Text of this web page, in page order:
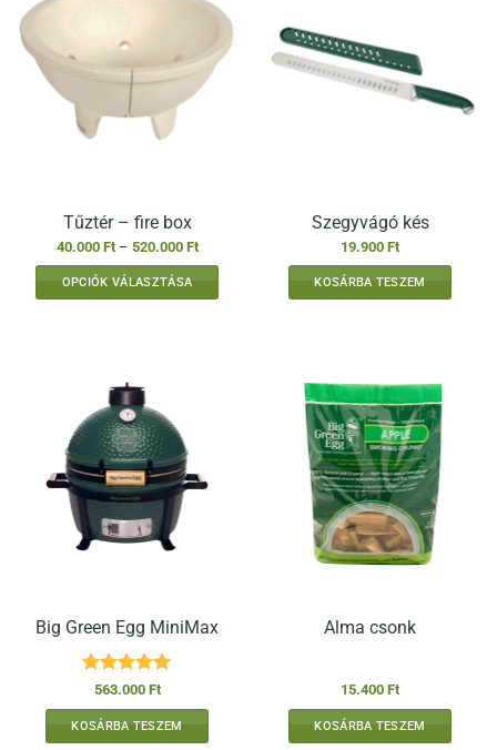
Tűztér – fire box
40.000 Ft – 520.000 FtÁrtartomány:
OPCIÓK VÁLASZTÁSA
több
variációja
van.
A
változatok
a
termékoldalon
választhatók
Szegyvágó kés
19.900 Ft
KOSÁRBA TESZEM
Big Green Egg MiniMax
Értékelés:5
/ 5
563.000 Ft
KOSÁRBA TESZEM
Alma csonk
15.400 Ft
KOSÁRBA TESZEM